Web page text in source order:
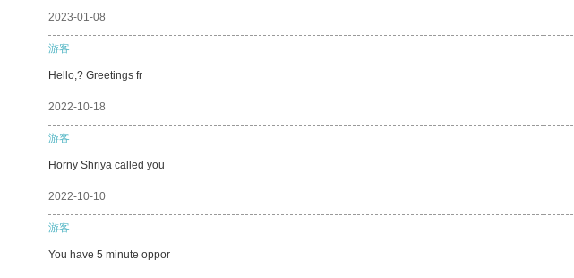
2023-01-08
游客
Hello,? Greetings fr
2022-10-18
游客
Horny Shriya called you
2022-10-10
游客
You have 5 minute oppor